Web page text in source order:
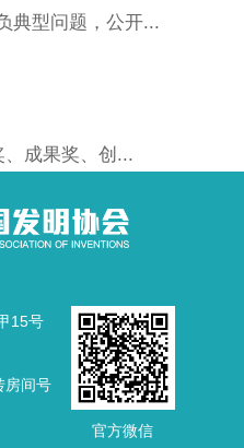
典型问题，公开...
、成果奖、创...
15号
房间号
官方微信